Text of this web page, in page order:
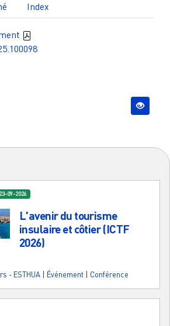
Index
23-09-2026
L'avenir du tourisme
insulaire et côtier (ICTF
2026)
- ESTHUA Événement Conférence